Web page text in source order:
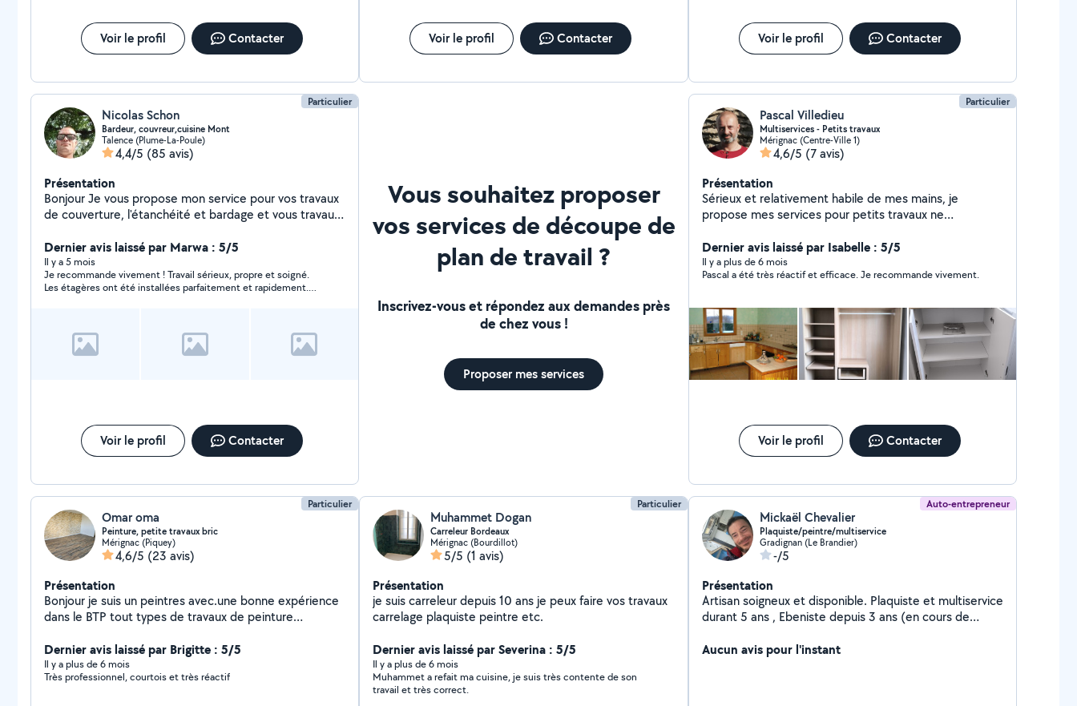
Voir le profil Contacter Voir le profil Contacter Voir le profil Contacter
Particulier
Nicolas Schon
Bardeur, couvreur,cuisine Mont
Talence (Plume-La-Poule)
4,4/5 (85 avis)
Présentation
Bonjour Je vous propose mon service pour vos travaux
de couverture, l'étanchéité et bardage et vous travaux
de cuisine et meuble Livraison Courageux, sens du
travail,ponctuel Courtois et arrangent Devis gratuit
déplacement gratuit Conseil A bientôt
Dernier avis laissé par Marwa : 5/5
Il y a 5 mois
Je recommande vivement ! Travail sérieux, propre et soigné.
Les étagères ont été installées parfaitement et rapidement.
Voir le profil Contacter
Vous souhaitez proposer
vos services de découpe de
plan de travail ?
Inscrivez-vous et répondez aux demandes près
de chez vous !
Proposer mes services
Particulier
Pascal Villedieu
Multiservices - Petits travaux
Mérignac (Centre-Ville 1)
4,6/5 (7 avis)
Présentation
Sérieux et relativement habile de mes mains, je
propose mes services pour petits travaux ne
type montage de meubles, aménagement intérieur
(peinture, tapisserie, sol,...), entretien extérieur,...
Étudie toute proposition
Dernier avis laissé par Isabelle : 5/5
Il y a plus de 6 mois
Pascal a été très réactif et efficace. Je recommande vivement.
Voir le profil Contacter
Particulier
Omar oma
Peinture, petite travaux bric
Mérignac (Piquey)
4,6/5 (23 avis)
Présentation
Bonjour je suis un peintres avec.une bonne expérience
dans le BTP tout types de travaux de peinture
votre disposition
Dernier avis laissé par Brigitte : 5/5
Il y a plus de 6 mois
Très professionnel, courtois et très réactif
Particulier
Muhammet Dogan
Carreleur Bordeaux
Mérignac (Bourdillot)
5/5 (1 avis)
Présentation
je suis carreleur depuis 10 ans je peux faire vos travaux
carrelage plaquiste peintre etc.
Dernier avis laissé par Severina : 5/5
Il y a plus de 6 mois
Muhammet a refait ma cuisine, je suis très contente de son
travail et très correct.
Auto-entrepreneur
Mickaël Chevalier
Plaquiste/peintre/multiservice
Gradignan (Le Brandier)
-/5
Présentation
Artisan soigneux et disponible. Plaquiste et multiservice
durant 5 ans , Ebeniste depuis 3 ans (en cours de
plaquisterie, isolation écologique, peinture, pose de
Aucun avis pour l'instant